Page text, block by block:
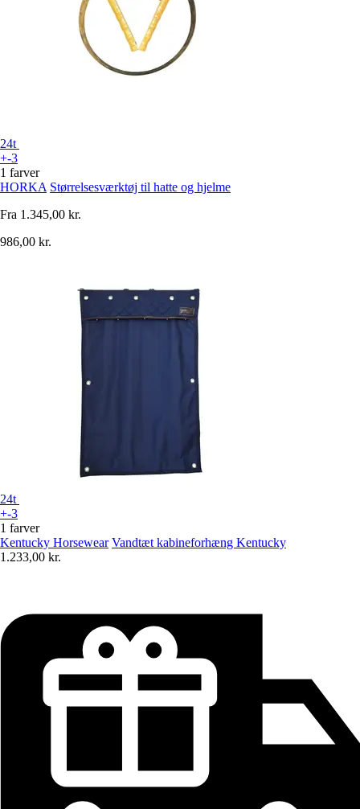
24t
+-3
1 farver
HORKA Størrelsesværktøj til hatte og hjelme
Fra 1.345,00 kr.
986,00 kr.
24t
+-3
1 farver
Kentucky Horsewear Vandtæt kabineforhæng Kentucky
1.233,00 kr.